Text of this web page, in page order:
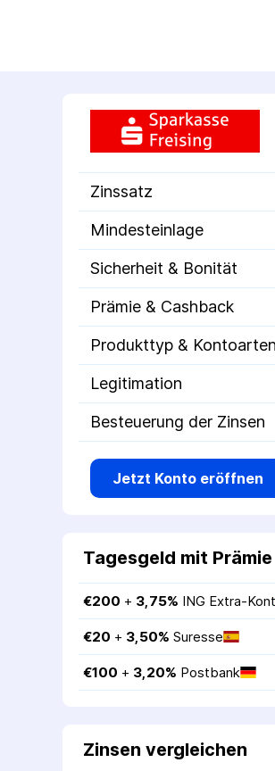
Zinssatz
Mindesteinlage
Sicherheit & Bonität
Prämie & Cashback
Produkttyp & Kontoarten
Legitimation
Besteuerung der Zinsen
Jetzt Konto eröffnen
Tagesgeld mit Prämie
€200 + 3,75% ING Extra-Kont
€20 + 3,50% Suresse
€100 + 3,20% Postbank
Zinsen vergleichen